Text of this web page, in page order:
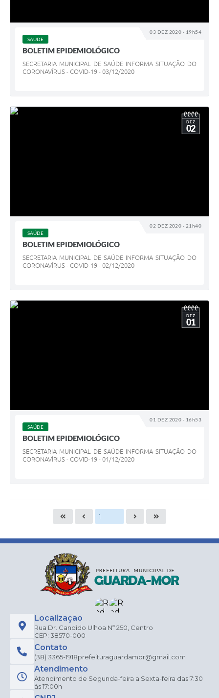
03 DEZ 2020 - 19h54
SAÚDE
BOLETIM EPIDEMIOLÓGICO
SECRETARIA MUNICIPAL DE SAÚDE INFORMA SITUAÇÃO DO
CORONAVÍRUS - COVID-19 - 03/12/2020
02 DEZ 2020 - 21h40
DEZ
02
SAÚDE
BOLETIM EPIDEMIOLÓGICO
SECRETARIA MUNICIPAL DE SAÚDE INFORMA SITUAÇÃO DO
CORONAVÍRUS - COVID-19 - 02/12/2020
01 DEZ 2020 - 16h53
DEZ
01
SAÚDE
BOLETIM EPIDEMIOLÓGICO
SECRETARIA MUNICIPAL DE SAÚDE INFORMA SITUAÇÃO DO
CORONAVÍRUS - COVID-19 - 01/12/2020
Localização
Rua Dr. Candido Ulhoa Nº 250, Centro
CEP: 38570-000
Contato
(38) 3365-1918prefeituraguardamor@gmail.com
Atendimento
Atendimento de Segunda-feira a Sexta-feira das 7:30
às 17:00h